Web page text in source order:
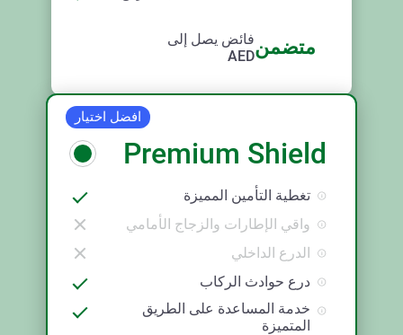
متضمنفائض يصل إلى
AED
افضل اختيار
Premium Shield
تغطية التأمين المميزة
واقي الإطارات والزجاج الأمامي
الدرع الداخلي
درع حوادث الركاب
خدمة المساعدة على الطريق
المتميزة